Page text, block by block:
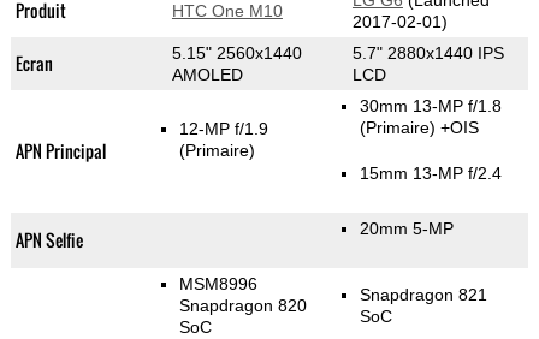
Produit HTC One M10
2017-02-01)
Ecran
5.15" 2560x1440
AMOLED
5.7" 2880x1440 IPS
LCD
APN Principal
12-MP f/1.9
(Primaire)
30mm 13-MP f/1.8
(Primaire) +OIS
15mm 13-MP f/2.4
APN Selfie 20mm 5-MP
MSM8996
Snapdragon 820
SoC
Snapdragon 821
SoC